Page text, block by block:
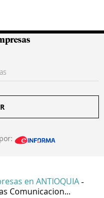
en ANTIOQUIA -
Comunicacion...